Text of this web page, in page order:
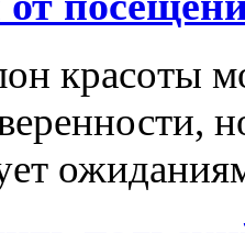
красоты